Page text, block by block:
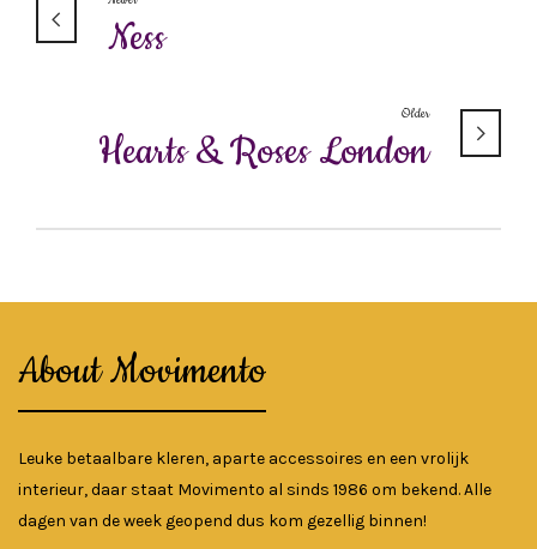
Ness
Older
Hearts & Roses London
About Movimento
Leuke betaalbare kleren, aparte accessoires en een vrolijk
interieur, daar staat Movimento al sinds 1986 om bekend. Alle
dagen van de week geopend dus kom gezellig binnen!